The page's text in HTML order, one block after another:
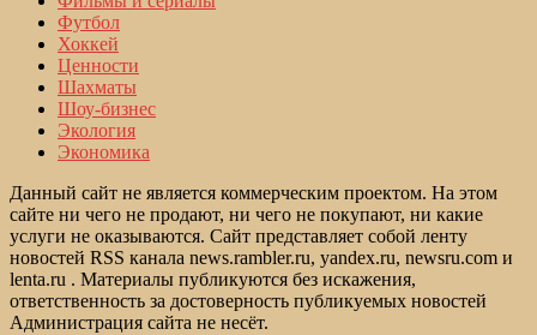
Футбол
Хоккей
Ценности
Шахматы
Шоу-бизнес
Экология
Экономика
Данный сайт не является коммерческим проектом. На этом
сайте ни чего не продают, ни чего не покупают, ни какие
услуги не оказываются. Сайт представляет собой ленту
новостей RSS канала news.rambler.ru, yandex.ru, newsru.com и
lenta.ru . Материалы публикуются без искажения,
ответственность за достоверность публикуемых новостей
Администрация сайта не несёт.